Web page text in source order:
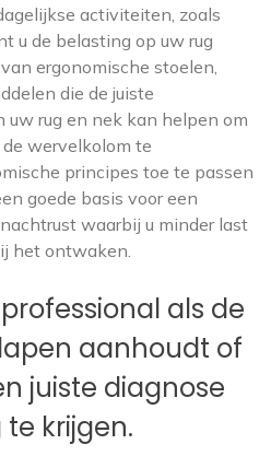
activiteiten, zoals
u de belasting op uw rug
ergonomische stoelen,
die de juiste
uw rug en nek kan helpen om
wervelkolom te
principes toe te passen
goede basis voor een
waarbij u minder last
het ontwaken.
als de
aanhoudt of
juiste diagnose
krijgen.